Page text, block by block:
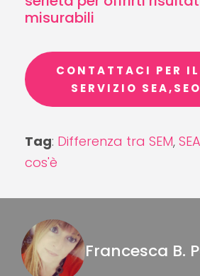
misurabili
CONTATTACI PER
SERVIZIO
Tag: Differenza tra SEM,
cos'è
Francesca B.